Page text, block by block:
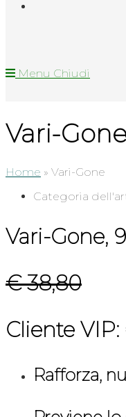
Menu Chiudi
Vari-
Home » Vari-Gone
Categoria
Vari-Gone,
€ 38,80
Cliente
Rafforza,